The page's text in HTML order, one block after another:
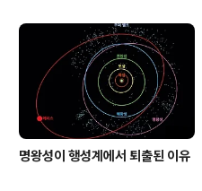
명왕성이 행성계에서 퇴출된 이유